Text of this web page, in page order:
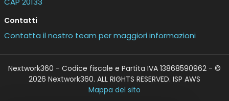
Contatti
Contatta il nostro team per maggiori informazioni
Nextwork360 - Codice fiscale e Partita IVA 13868590962 - ©
2026 Nextwork360. ALL RIGHTS RESERVED. ISP AWS
Mappa del sito